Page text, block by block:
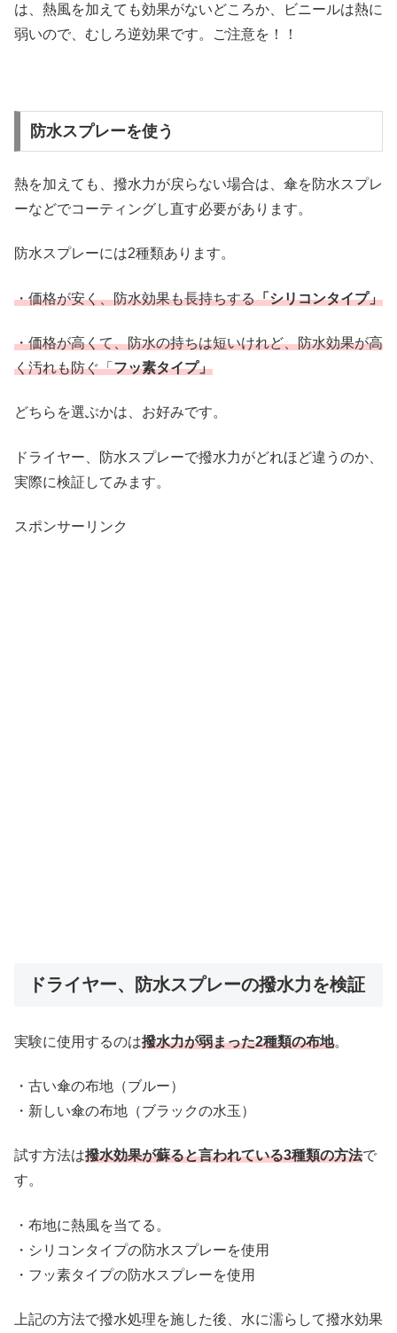
は、熱風を加えても効果がないどころか、ビニールは熱に
弱いので、むしろ逆効果です。ご注意を！！
防水スプレーを使う
熱を加えても、撥水力が戻らない場合は、傘を防水スプレ
ーなどでコーティングし直す必要があります。
防水スプレーには2種類あります。
・価格が安く、防水効果も長持ちする「シリコンタイプ」
・価格が高くて、防水の持ちは短いけれど、防水効果が高
く汚れも防ぐ「フッ素タイプ」
どちらを選ぶかは、お好みです。
ドライヤー、防水スプレーで撥水力がどれほど違うのか、
実際に検証してみます。
スポンサーリンク
ドライヤー、防水スプレーの撥水力を検証
実験に使用するのは撥水力が弱まった2種類の布地。
・古い傘の布地（ブルー）
・新しい傘の布地（ブラックの水玉）
試す方法は撥水効果が蘇ると言われている3種類の方法で
す。
・布地に熱風を当てる。
・シリコンタイプの防水スプレーを使用
・フッ素タイプの防水スプレーを使用
上記の方法で撥水処理を施した後、水に濡らして撥水効果